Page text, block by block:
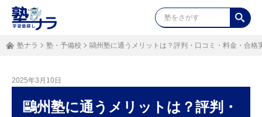
塾ナラ 塾・予備校 鷗州塾に通うメリットは？評判・口コミ・料金・合格
2025年3月10日
鷗州塾に通うメリットは？評判・